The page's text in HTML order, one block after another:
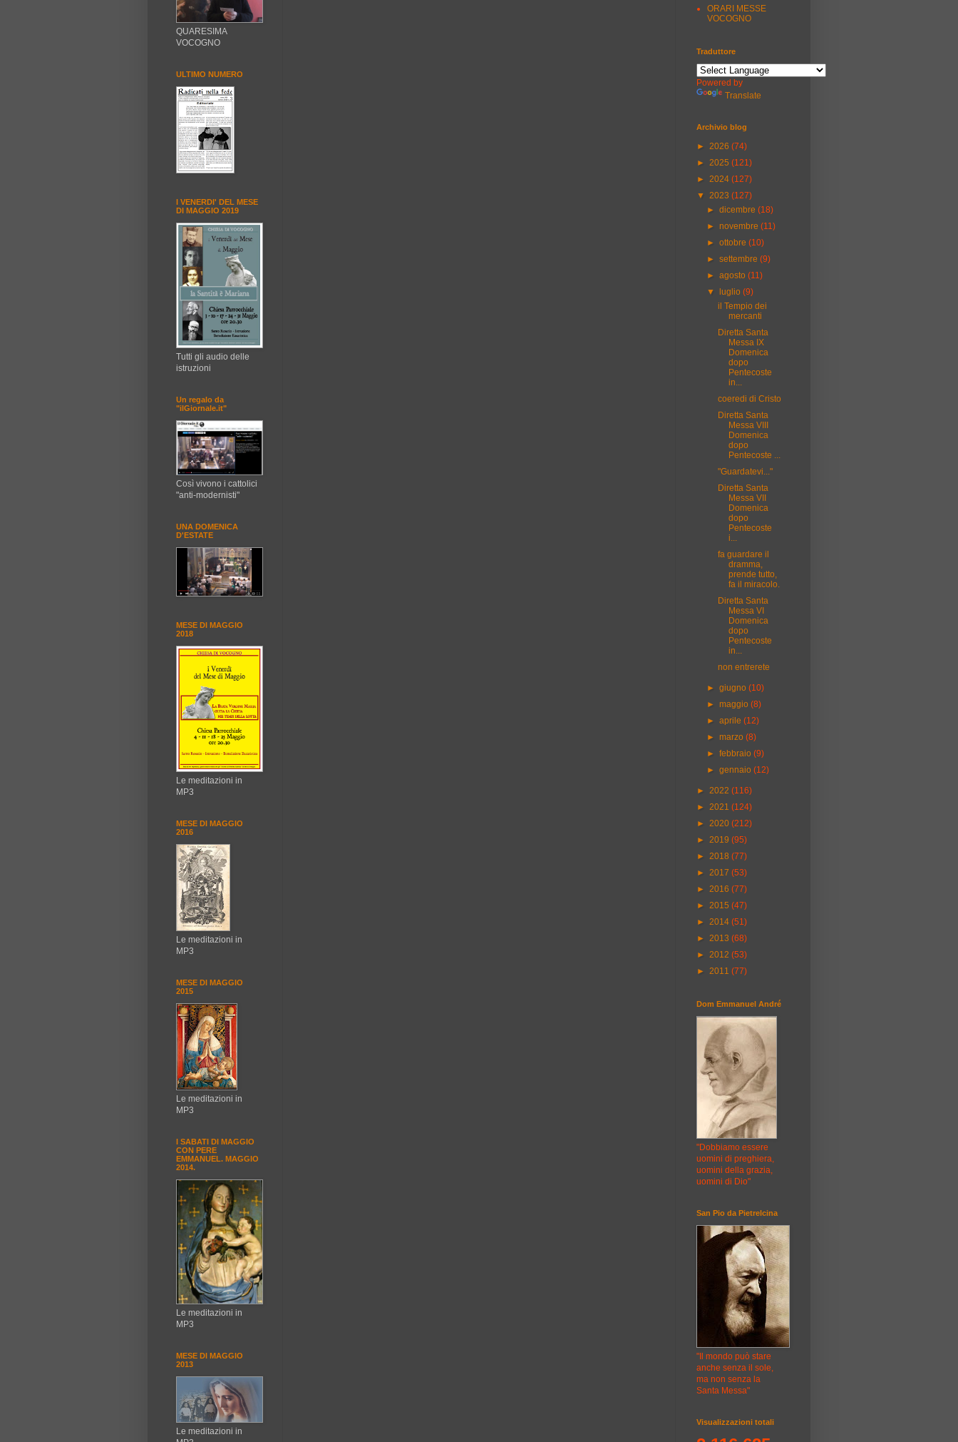
QUARESIMA
VOCOGNO
ULTIMO NUMERO
I VENERDI' DEL MESE
DI MAGGIO 2019
Tutti gli audio delle
istruzioni
Un regalo da
"ilGiornale.it"
Così vivono i cattolici
"anti-modernisti"
UNA DOMENICA
D'ESTATE
MESE DI MAGGIO
2018
Le meditazioni in
MP3
MESE DI MAGGIO
2016
Le meditazioni in
MP3
MESE DI MAGGIO
2015
Le meditazioni in
MP3
I SABATI DI MAGGIO
CON PERE
EMMANUEL. MAGGIO
2014.
Le meditazioni in
MP3
MESE DI MAGGIO
2013
Le meditazioni in
ORARI MESSE
VOCOGNO
Traduttore
Powered by
Translate
Archivio blog
► 2026 (74)
► 2025 (121)
► 2024 (127)
▼ 2023 (127)
►dicembre(18)
►novembre(11)
►ottobre(10)
►settembre(9)
►agosto(11)
▼
luglio(9)
il Tempio dei
mercanti
Diretta Santa
Messa IX
Domenica
dopo
Pentecoste
in...
coeredi di Cristo
Diretta Santa
Messa VIII
Domenica
dopo
Pentecoste ...
"Guardatevi..."
Diretta Santa
Messa VII
Domenica
dopo
Pentecoste
i...
fa guardare il
dramma,
prende tutto,
fa il miracolo.
Diretta Santa
Messa VI
Domenica
dopo
Pentecoste
in...
non entrerete
►giugno(10)
►maggio(8)
►aprile(12)
►marzo(8)
►febbraio(9)
►gennaio(12)
► 2022 (116)
► 2021 (124)
► 2020 (212)
► 2019 (95)
► 2018 (77)
► 2017 (53)
► 2016 (77)
► 2015 (47)
► 2014 (51)
► 2013 (68)
► 2012 (53)
► 2011 (77)
Dom Emmanuel André
"Dobbiamo essere
uomini di preghiera,
uomini della grazia,
uomini di Dio"
San Pio da Pietrelcina
"Il mondo può stare
anche senza il sole,
ma non senza la
Santa Messa"
Visualizzazioni totali